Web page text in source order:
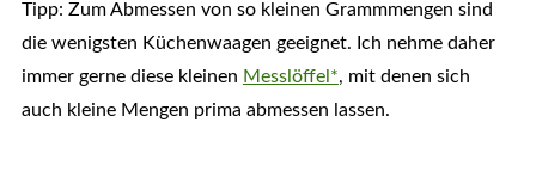
Tipp: Zum Abmessen von so kleinen Grammmengen sind
die wenigsten Küchenwaagen geeignet. Ich nehme daher
immer gerne diese kleinen Messlöffel*, mit denen sich
auch kleine Mengen prima abmessen lassen.